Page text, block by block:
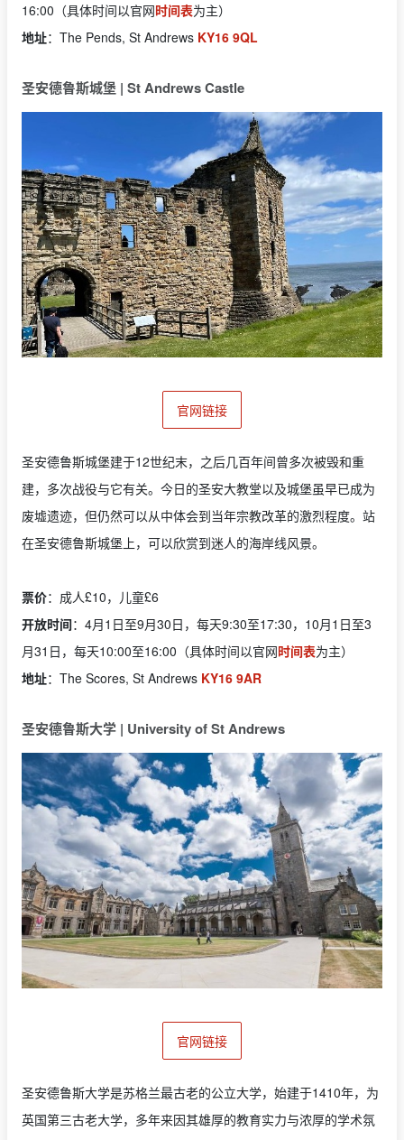
16:00（具体时间以官网时间表为主）
地址：The Pends, St Andrews KY16 9QL
圣安德鲁斯城堡 | St Andrews Castle
官网链接
圣安德鲁斯城堡建于12世纪末，之后几百年间曾多次被毁和重
建，多次战役与它有关。今日的圣安大教堂以及城堡虽早已成为
废墟遗迹，但仍然可以从中体会到当年宗教改革的激烈程度。站
在圣安德鲁斯城堡上，可以欣赏到迷人的海岸线风景。
票价：成人£10，儿童£6
开放时间：4月1日至9月30日，每天9:30至17:30，10月1日至3
月31日，每天10:00至16:00（具体时间以官网时间表为主）
地址：The Scores, St Andrews KY16 9AR
圣安德鲁斯大学 | University of St Andrews
官网链接
圣安德鲁斯大学是苏格兰最古老的公立大学，始建于1410年，为
英国第三古老大学，多年来因其雄厚的教育实力与浓厚的学术氛